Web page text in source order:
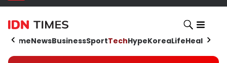
HomeNewsBusinessSportTechHypeKoreaLifeHealth